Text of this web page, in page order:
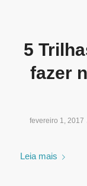
5
fazer
fevereiro 1, 2017
Leia mais